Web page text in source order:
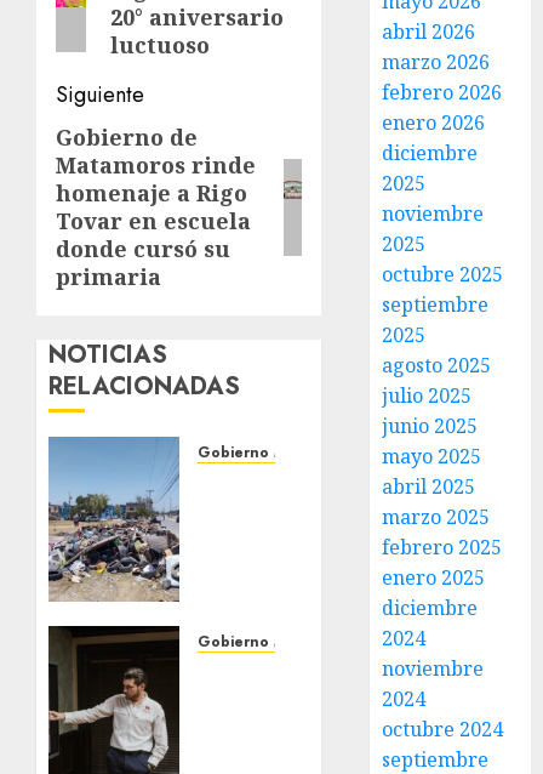
20° aniversario
luctuoso
Siguiente
Siguiente
entrada:
Gobierno de
Matamoros rinde
homenaje a Rigo
Tovar en escuela
donde cursó su
primaria
NOTICIAS
RELACIONADAS
Gobierno Matamoros
limpieza
Gobierno Matamoros
abril 2026
marzo 2026
febrero 2026
enero 2026
diciembre
2025
noviembre
2025
octubre 2025
septiembre
2025
agosto 2025
julio 2025
junio 2025
mayo 2025
abril 2025
marzo 2025
febrero 2025
enero 2025
diciembre
2024
noviembre
2024
octubre 2024
septiembre